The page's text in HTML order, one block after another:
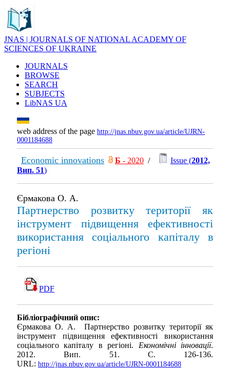
JNAS | JOURNALS OF NATIONAL ACADEMY OF
SCIENCES OF UKRAINE
JOURNALS
BROWSE
SEARCH
SUBJECTS
LibNAS UA
web address of the page http://jnas.nbuv.gov.ua/article/UJRN-
0001184688
Economic innovations Б - 2020 / Issue (2012,
Вип. 51)
Єрмакова О. А.
Партнерство розвитку території як
інструмент підвищення ефективності
використання соціального капіталу в
регіоні
PDF
Бібліографічний опис:
Єрмакова О. А. Партнерство розвитку території як
інструмент підвищення ефективності використання
соціального капіталу в регіоні. Економічні інновації.
2012. Вип. 51. С. 126-136.
URL: http://jnas.nbuv.gov.ua/article/UJRN-0001184688